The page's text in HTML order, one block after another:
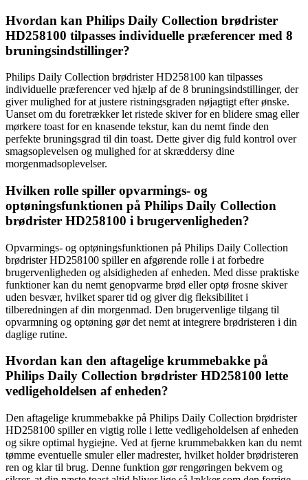
Hvordan kan Philips Daily Collection brødrister
HD258100 tilpasses individuelle præferencer med 8
bruningsindstillinger?
Philips Daily Collection brødrister HD258100 kan tilpasses
individuelle præferencer ved hjælp af de 8 bruningsindstillinger, der
giver mulighed for at justere ristningsgraden nøjagtigt efter ønske.
Uanset om du foretrækker let ristede skiver for en blidere smag eller
mørkere toast for en knasende tekstur, kan du nemt finde den
perfekte bruningsgrad til din toast. Dette giver dig fuld kontrol over
smagsoplevelsen og mulighed for at skræddersy dine
morgenmadsoplevelser.
Hvilken rolle spiller opvarmings- og
optøningsfunktionen på Philips Daily Collection
brødrister HD258100 i brugervenligheden?
Opvarmings- og optøningsfunktionen på Philips Daily Collection
brødrister HD258100 spiller en afgørende rolle i at forbedre
brugervenligheden og alsidigheden af enheden. Med disse praktiske
funktioner kan du nemt genopvarme brød eller optø frosne skiver
uden besvær, hvilket sparer tid og giver dig fleksibilitet i
tilberedningen af din morgenmad. Den brugervenlige tilgang til
opvarmning og optøning gør det nemt at integrere brødristeren i din
daglige rutine.
Hvordan kan den aftagelige krummebakke på
Philips Daily Collection brødrister HD258100 lette
vedligeholdelsen af enheden?
Den aftagelige krummebakke på Philips Daily Collection brødrister
HD258100 spiller en vigtig rolle i lette vedligeholdelsen af enheden
og sikre optimal hygiejne. Ved at fjerne krummebakken kan du nemt
tømme eventuelle smuler eller madrester, hvilket holder brødristeren
ren og klar til brug. Denne funktion gør rengøringen bekvem og